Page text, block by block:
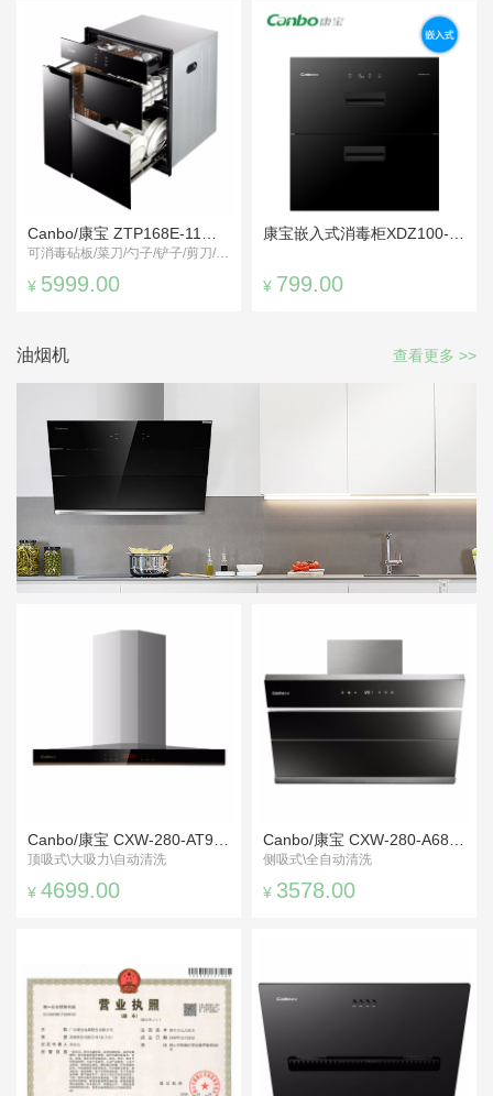
可消毒砧板/菜刀/勺子/铲子/剪刀/碗筷
¥ 5999.00 ¥ 799.00
油烟机 查看更多 >>
顶吸式\大吸力\自动清洗
¥ 4699.00
侧吸式\全自动清洗
¥ 3578.00